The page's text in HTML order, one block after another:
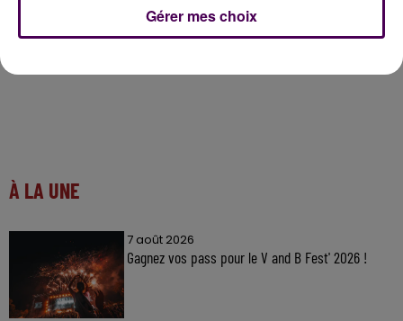
À LA UNE
7 août 2026
Gagnez vos pass pour le V and B Fest' 2026 !
Gérer mes choix